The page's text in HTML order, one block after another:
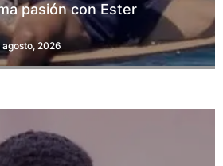
pasión con Ester
agosto, 2026